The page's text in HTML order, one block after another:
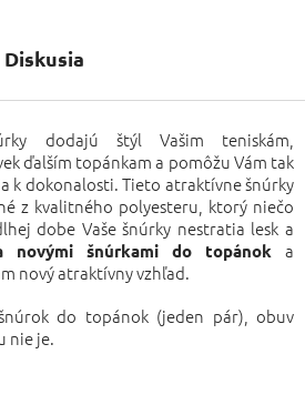
Diskusia
dodajú štýl Vašim teniskám,
ďalším topánkam a pomôžu Vám tak
k dokonalosti. Tieto atraktívne šnúrky
z kvalitného polyesteru, ktorý niečo
dobe Vaše šnúrky nestratia lesk a
novými šnúrkami do topánok a
nový atraktívny vzhľad.
do topánok (jeden pár), obuv
nie je.